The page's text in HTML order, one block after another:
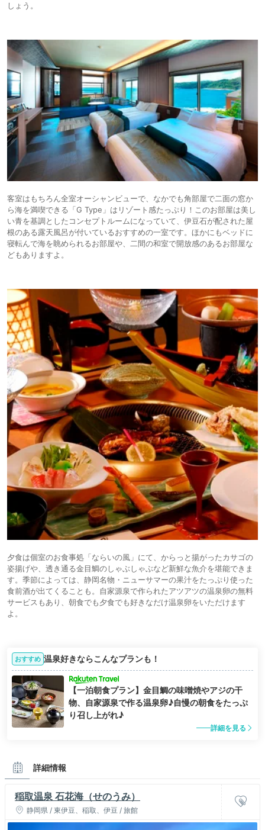
しょう。
客室はもちろん全室オーシャンビューで、なかでも角部屋で二面の窓か
ら海を満喫できる「G Type」はリゾート感たっぷり！このお部屋は美し
い青を基調としたコンセプトルームになっていて、伊豆石が配された屋
根のある露天風呂が付いているおすすめの一室です。ほかにもベッドに
寝転んで海を眺められるお部屋や、二間の和室で開放感のあるお部屋な
どもありますよ。
夕食は個室のお食事処「ならいの風」にて、からっと揚がったカサゴの
姿揚げや、透き通る金目鯛のしゃぶしゃぶなど新鮮な魚介を堪能できま
す。季節によっては、静岡名物・ニューサマーの果汁をたっぷり使った
食前酒が出てくることも。自家源泉で作られたアツアツの温泉卵の無料
サービスもあり、朝食でも夕食でも好きなだけ温泉卵をいただけます
よ。
おすすめ 温泉好きならこんなプランも！
【一泊朝食プラン】金目鯛の味噌焼やアジの干
物、自家源泉で作る温泉卵♪自慢の朝食をたっぷ
り召し上がれ♪
詳細を見る
詳細情報
稲取温泉 石花海（せのうみ）
静岡県 / 東伊豆、稲取、伊豆 / 旅館